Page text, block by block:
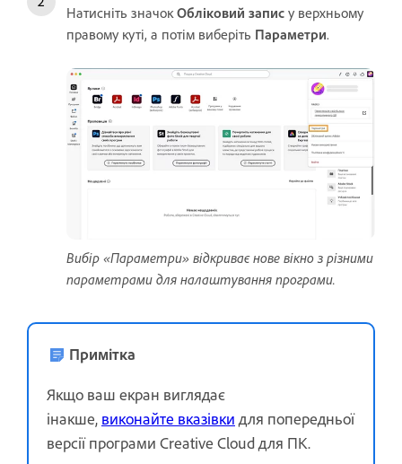
Натисніть значокОбліковий запис у верхньому
правому куті, а потім виберіть Параметри.
Вибір «Параметри» відкриває нове вікно з різними
параметрами для налаштування програми.
Примітка
Якщо ваш екран виглядає
інакше, виконайте вказівки для попередньої
версії програми Creative Cloud для ПК.